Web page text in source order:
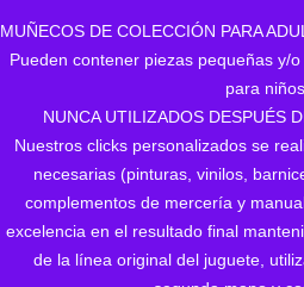
MUÑECOS DE COLECCIÓN PARA
Pueden contener piezas pequeñas y/
para niños.
NUNCA UTILIZADOS DESPUÉS
Nuestros clicks personalizados se
necesarias (pinturas, vinilos,
complementos de mercería y
excelencia en el resultado final
de la línea original del juguete,